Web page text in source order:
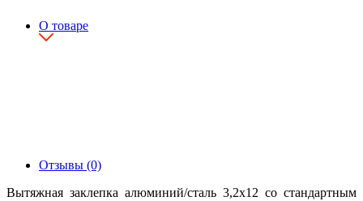
О товаре
Отзывы (0)
Вытяжная заклепка алюминий/сталь 3,2х12 со стандартным